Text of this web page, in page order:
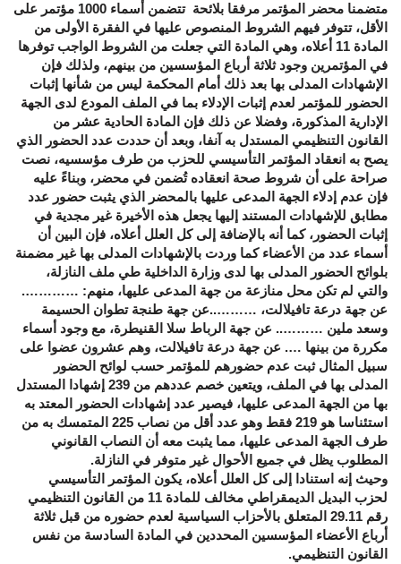
متضمنا محضر المؤتمر مرفقا بلائحة تتضمن أسماء 1000 مؤتمر على
الأقل، تتوفر فيهم الشروط المنصوص عليها في الفقرة الأولى من
المادة 11 أعلاه، وهي المادة التي جعلت من الشروط الواجب توفرها
في المؤتمرين وجود ثلاثة أرباع المؤسسين من بينهم، ولذلك فإن
الإشهادات المدلى بها بعد ذلك أمام المحكمة ليس من شأنها إثبات
الحضور للمؤتمر لعدم إثبات الإدلاء بما في الملف المودع لدى الجهة
الإدارية المذكورة، وفضلا عن ذلك فإن المادة الحادية عشر من
القانون التنظيمي المستدل به آنفا، وبعد أن حددت عدد الحضور الذي
يصح به انعقاد المؤتمر التأسيسي للحزب من طرف مؤسسيه، نصت
صراحة على أن شروط صحة انعقاده تُضمن في محضر، وبناءً عليه
فإن عدم إدلاء الجهة المدعى عليها بالمحضر الذي يثبت حضور عدد
مطابق للإشهادات المستند إليها يجعل هذه الأخيرة غير مجدية في
إثبات الحضور، كما أنه بالإضافة إلى كل العلل أعلاه، فإن البين أن
أسماء عدد من الأعضاء كما وردت بالإشهادات المدلى بها غير مضمنة
بلوائح الحضور المدلى بها لدى وزارة الداخلية طي ملف النازلة،
والتي لم تكن محل منازعة من جهة المدعى عليها، منهم: ………….
عن جهة درعة تافيلالت، ………..عن جهة طنجة تطوان الحسيمة
وسعد ملين ……….. عن جهة الرباط سلا القنيطرة، مع وجود أسماء
مكررة من بينها …. عن جهة درعة تافيلالت، وهم عشرون عضوا على
سبيل المثال ثبت عدم حضورهم للمؤتمر حسب لوائح الحضور
المدلى بها في الملف، ويتعين خصم عددهم من 239 إشهادا المستدل
بها من الجهة المدعى عليها، فيصير عدد إشهادات الحضور المعتد به
استئناسا هو 219 فقط وهو عدد أقل من نصاب 225 المتمسك به من
طرف الجهة المدعى عليها، مما يثبت معه أن النصاب القانوني
المطلوب يظل في جميع الأحوال غير متوفر في النازلة.
وحيث إنه استنادا إلى كل العلل أعلاه، يكون المؤتمر التأسيسي
لحزب البديل الديمقراطي مخالف للمادة 11 من القانون التنظيمي
رقم 29.11 المتعلق بالأحزاب السياسية لعدم حضوره من قبل ثلاثة
أرباع الأعضاء المؤسسين المحددين في المادة السادسة من نفس
القانون التنظيمي.